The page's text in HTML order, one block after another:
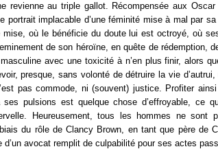
revienne au triple gallot. Récompensée aux
portrait implacable d’une féminité mise à mal par
mise, où le bénéficie du doute lui est octroyé, où
de son héroïne, en quête de rédemption,
avec une toxicité à n’en plus finir, alors
presque, sans volonté de détruire la vie
pas commode, ni (souvent) justice. Profiter
pulsions est quelque chose d’effroyable, ce
Heureusement, tous les hommes ne
du rôle de Clancy Brown, en tant que père de
d’un avocat remplit de culpabilité pour ses actes